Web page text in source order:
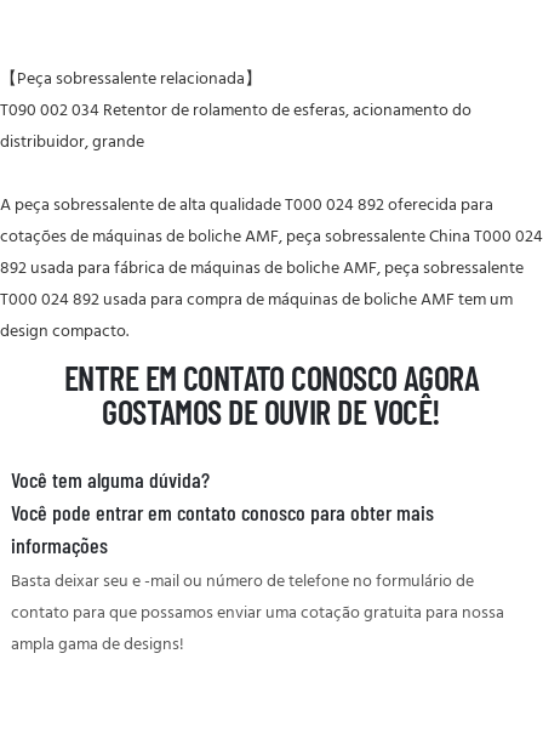
【Peça sobressalente relacionada】
T090 002 034 Retentor de rolamento de esferas, acionamento do
distribuidor, grande
A peça sobressalente de alta qualidade T000 024 892 oferecida para
cotações de máquinas de boliche AMF, peça sobressalente China T000 024
892 usada para fábrica de máquinas de boliche AMF, peça sobressalente
T000 024 892 usada para compra de máquinas de boliche AMF tem um
design compacto.
ENTRE EM CONTATO CONOSCO AGORA
GOSTAMOS DE OUVIR DE VOCÊ!
Você tem alguma dúvida?
Você pode entrar em contato conosco para obter mais
informações
Basta deixar seu e -mail ou número de telefone no formulário de
contato para que possamos enviar uma cotação gratuita para nossa
ampla gama de designs!